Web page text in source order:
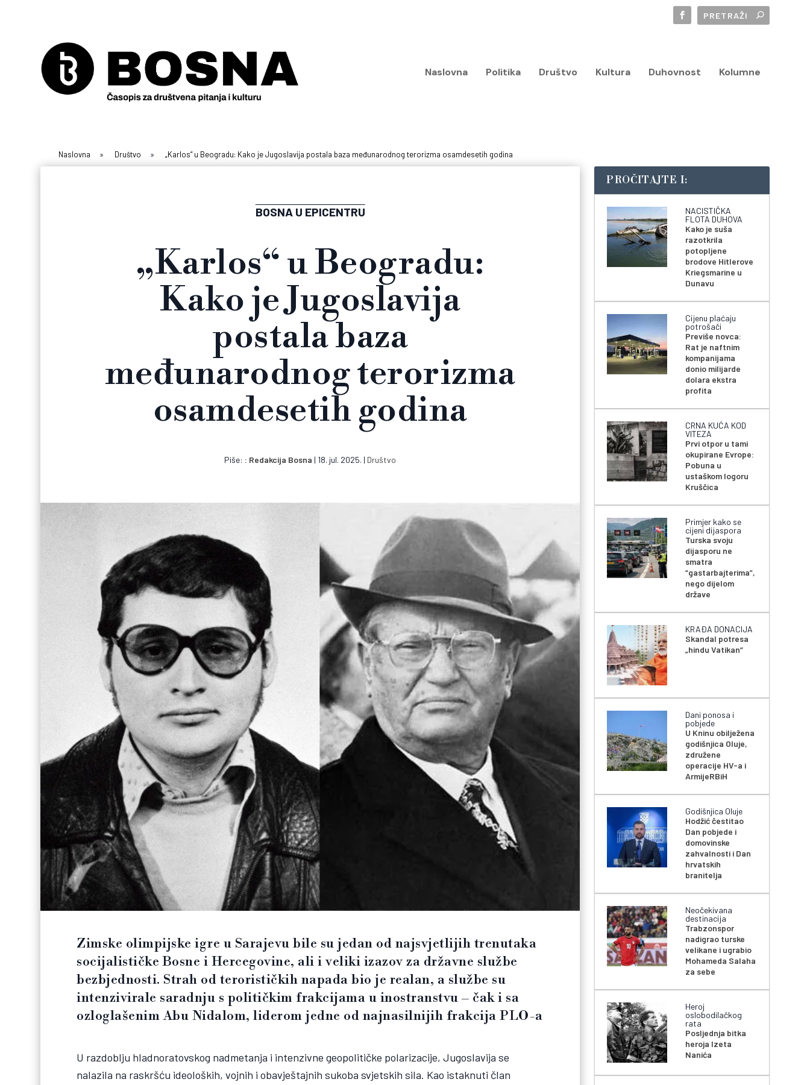
Naslovna Politika Društvo Kultura Duhovnost Kolumne
Naslovna » Društvo » „Karlos“ u Beogradu: Kako je Jugoslavija postala baza međunarodnog terorizma osamdesetih godina
BOSNA U EPICENTRU
„Karlos“ u Beogradu:
Kako je Jugoslavija
postala baza
međunarodnog terorizma
osamdesetih godina
Piše: Redakcija Bosna | 18. jul. 2025. | Društvo
Zimske olimpijske igre u Sarajevu bile su jedan od najsvjetlijih trenutaka
socijalističke Bosne i Hercegovine, ali i veliki izazov za državne službe
bezbjednosti. Strah od terorističkih napada bio je realan, a službe su
intenzivirale saradnju s političkim frakcijama u inostranstvu – čak i sa
ozloglašenim Abu Nidalom, liderom jedne od najnasilnijih frakcija PLO-a
U razdoblju hladnoratovskog nadmetanja i intenzivne geopolitičke polarizacije, Jugoslavija se
nalazila na raskršću ideoloških, vojnih i obavještajnih sukoba svjetskih sila. Kao istaknuti član
PROČITAJTE I:
NACISTIČKA
FLOTA DUHOVA
Kako je suša
razotkrila
potopljene
brodove Hitlerove
Kriegsmarine u
Dunavu
Cijenu plaćaju
potrošači
Previše novca:
Rat je naftnim
kompanijama
donio milijarde
dolara ekstra
profita
CRNA KUĆA KOD
VITEZA
Prvi otpor u tami
okupirane Evrope:
Pobuna u
ustaškom logoru
Kruščica
Primjer kako se
cijeni dijaspora
Turska svoju
dijasporu ne
smatra
“gastarbajterima”,
nego dijelom
države
KRAĐA DONACIJA
Skandal potresa
„hindu Vatikan“
Dani ponosa i
pobjede
U Kninu obilježena
godišnjica Oluje,
združene
operacije HV-a i
ArmijeRBiH
Godišnjica Oluje
Hodžić čestitao
Dan pobjede i
domovinske
zahvalnosti i Dan
hrvatskih
branitelja
Neočekivana
destinacija
Trabzonspor
nadigrao turske
velikane i ugrabio
Mohameda Salaha
za sebe
Heroj
oslobodilačkog
rata
Posljednja bitka
heroja Izeta
Nanića